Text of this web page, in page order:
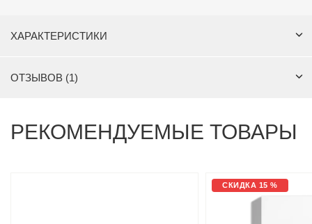
ХАРАКТЕРИСТИКИ
ОТЗЫВОВ (1)
РЕКОМЕНДУЕМЫЕ ТОВАРЫ
СКИДКА 15 %